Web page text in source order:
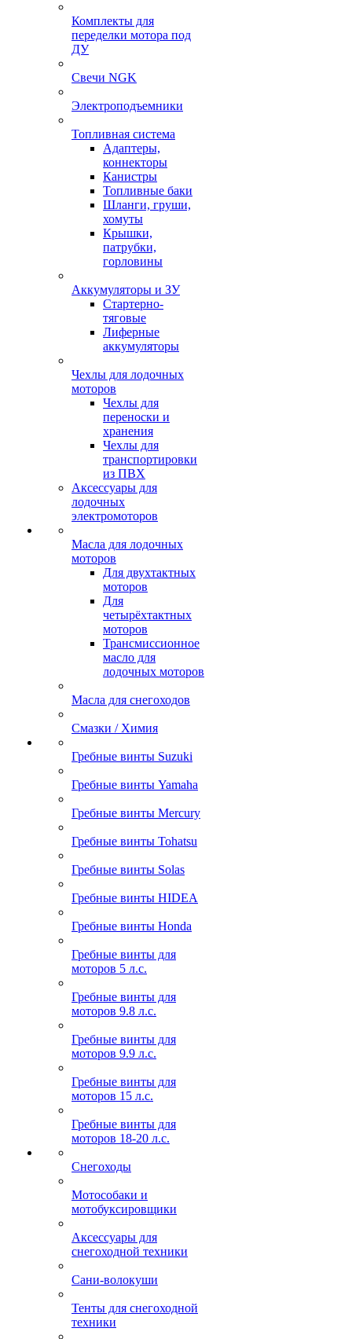
Комплекты для
переделки мотора под
ДУ
Свечи NGK
Электроподъемники
Топливная система
Адаптеры,
коннекторы
Канистры
Топливные баки
Шланги, груши,
хомуты
Крышки,
патрубки,
горловины
Аккумуляторы и ЗУ
Стартерно-
тяговые
Лиферные
аккумуляторы
Чехлы для лодочных
моторов
Чехлы для
переноски и
хранения
Чехлы для
транспортировки
из ПВХ
Аксессуары для
лодочных
электромоторов
Масла для лодочных
моторов
Для двухтактных
моторов
Для
четырёхтактных
моторов
Трансмиссионное
масло для
лодочных моторов
Масла для снегоходов
Смазки / Химия
Гребные винты Suzuki
Гребные винты Yamaha
Гребные винты Mercury
Гребные винты Tohatsu
Гребные винты Solas
Гребные винты HIDEA
Гребные винты Honda
Гребные винты для
моторов 5 л.с.
Гребные винты для
моторов 9.8 л.с.
Гребные винты для
моторов 9.9 л.с.
Гребные винты для
моторов 15 л.с.
Гребные винты для
моторов 18-20 л.с.
Снегоходы
Мотособаки и
мотобуксировщики
Аксессуары для
снегоходной техники
Сани-волокуши
Тенты для снегоходной
техники